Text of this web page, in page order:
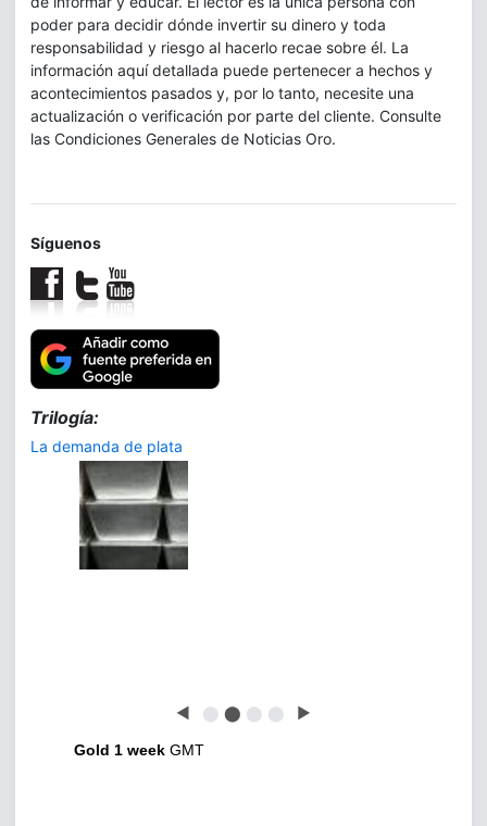
poder para decidir dónde invertir su dinero y toda
responsabilidad y riesgo al hacerlo recae sobre él. La
información aquí detallada puede pertenecer a hechos y
acontecimientos pasados y, por lo tanto, necesite una
actualización o verificación por parte del cliente. Consulte
las Condiciones Generales de Noticias Oro.
Síguenos
Trilogía:
La demanda de plata
◀ ⬤ ⬤ ⬤ ⬤ ▶
Gold 1 week GMT